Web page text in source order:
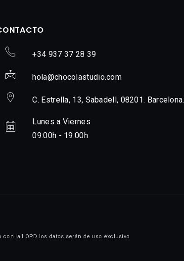
+34 937 37 28 39
hola@chocolastudio.com
C. Estrella, 13, Sabadell, 08201. Barcelona.
Lunes a Viernes
09:00h - 19:00h
la LOPD los datos serán de uso exclusivo